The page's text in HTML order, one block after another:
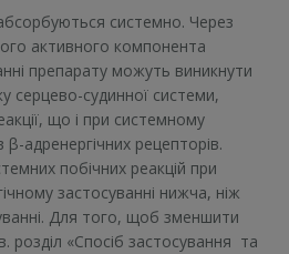
системно. Через
активного компонента
препарату можуть виникнути
серцево-судинної системи,
що і при системному
β-адренергічних рецепторів.
побічних реакцій при
застосуванні нижча, ніж
Для того, щоб зменшити
розділ «Спосіб застосування та